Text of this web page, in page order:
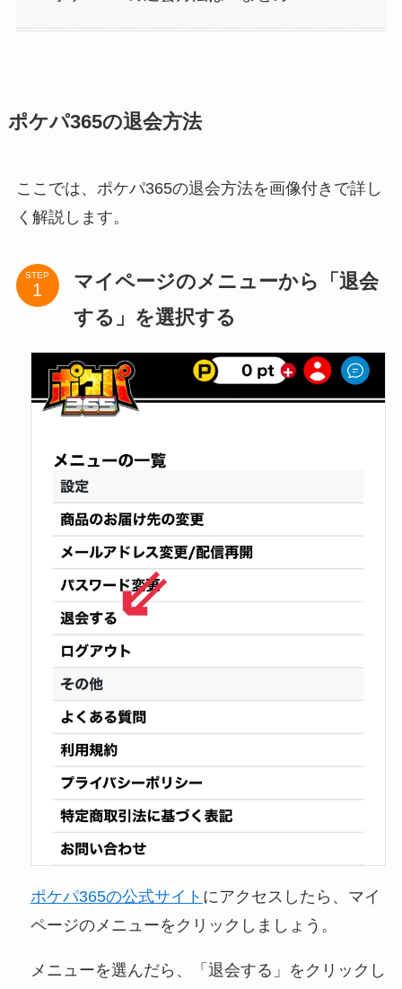
ポケパ365の退会方法
ここでは、ポケパ365の退会方法を画像付きで詳し
く解説します。
STEP
マイページのメニューから「退会
する」を選択する
ポケパ365の公式サイト にアクセスしたら、マイ
ページのメニューをクリックしましょう。
メニューを選んだら、「退会する」をクリックし